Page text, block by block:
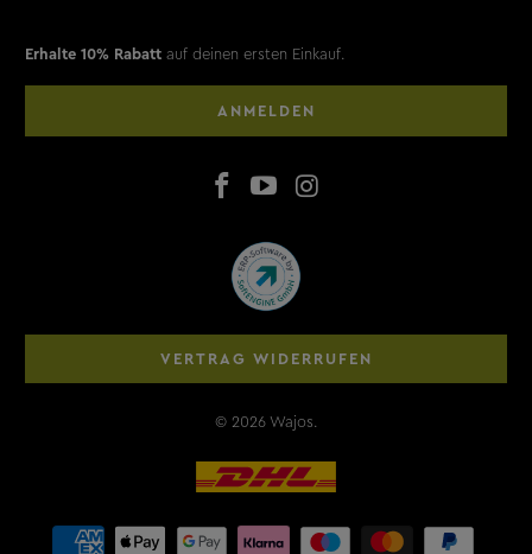
Erhalte 10% Rabatt auf deinen ersten Einkauf.
ANMELDEN
VERTRAG WIDERRUFEN
© 2026 Wajos